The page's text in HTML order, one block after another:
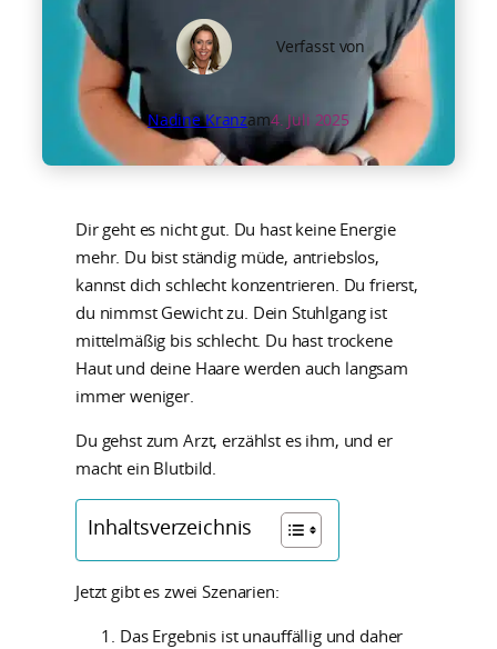
Verfasst von
Nadine Kranzam4. Juli 2025
Dir geht es nicht gut. Du hast keine Energie
mehr. Du bist ständig müde, antriebslos,
kannst dich schlecht konzentrieren. Du frierst,
du nimmst Gewicht zu. Dein Stuhlgang ist
mittelmäßig bis schlecht. Du hast trockene
Haut und deine Haare werden auch langsam
immer weniger.
Du gehst zum Arzt, erzählst es ihm, und er
macht ein Blutbild.
Inhaltsverzeichnis
Jetzt gibt es zwei Szenarien:
Das Ergebnis ist unauffällig und daher